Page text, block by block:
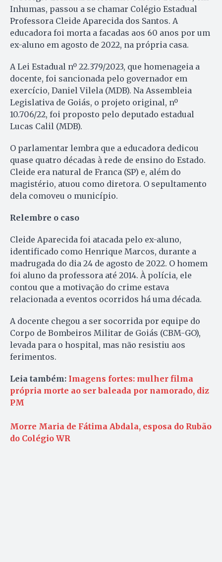
Inhumas, passou a se chamar Colégio Estadual
Professora Cleide Aparecida dos Santos. A
educadora foi morta a facadas aos 60 anos por um
ex-aluno em agosto de 2022, na própria casa.
A Lei Estadual nº 22.379/2023, que homenageia a
docente, foi sancionada pelo governador em
exercício, Daniel Vilela (MDB). Na Assembleia
Legislativa de Goiás, o projeto original, nº
10.706/22, foi proposto pelo deputado estadual
Lucas Calil (MDB).
O parlamentar lembra que a educadora dedicou
quase quatro décadas à rede de ensino do Estado.
Cleide era natural de Franca (SP) e, além do
magistério, atuou como diretora. O sepultamento
dela comoveu o município.
Relembre o caso
Cleide Aparecida foi atacada pelo ex-aluno,
identificado como Henrique Marcos, durante a
madrugada do dia 24 de agosto de 2022. O homem
foi aluno da professora até 2014. À polícia, ele
contou que a motivação do crime estava
relacionada a eventos ocorridos há uma década.
A docente chegou a ser socorrida por equipe do
Corpo de Bombeiros Militar de Goiás (CBM-GO),
levada para o hospital, mas não resistiu aos
ferimentos.
Leia também: Imagens fortes: mulher filma
própria morte ao ser baleada por namorado, diz
PM
Morre Maria de Fátima Abdala, esposa do Rubão
do Colégio WR